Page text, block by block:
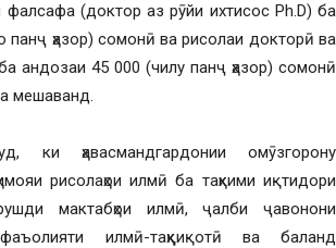
(доктор аз рӯйи ихтисос Ph.D) ба
панҷ ҳазор) сомонӣ ва рисолаи докторӣ ва
андозаи 45 000 (чилу панҷ ҳазор) сомонӣ
мешаванд.
ки ҳавасмандгардонии омӯзгорону
рисолаҳои илмӣ ба таҳкими иқтидори
мактабҳои илмӣ, ҷалби ҷавонони
илмӣ-таҳқиқотӣ ва баланд